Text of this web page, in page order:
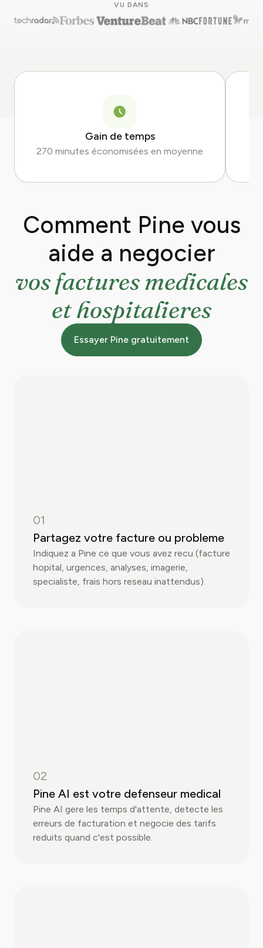
VU DANS
Gain de temps
270 minutes économisées en moyenne
Comment Pine vous
aide a negocier
vos factures medicales
et hospitalieres
Essayer Pine gratuitement
01
Partagez votre facture ou probleme
Indiquez a Pine ce que vous avez recu (facture
hopital, urgences, analyses, imagerie,
specialiste, frais hors reseau inattendus).
02
Pine AI est votre defenseur medical
Pine AI gere les temps d'attente, detecte les
erreurs de facturation et negocie des tarifs
reduits quand c'est possible.